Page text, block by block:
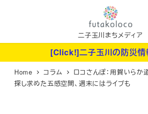
ン
二子玉川まちメディア
[Click!]二子玉川の防災情
Home コラム
ロコさんぽ：用賀いらか
探し求めた五感空間、週末にはライブも